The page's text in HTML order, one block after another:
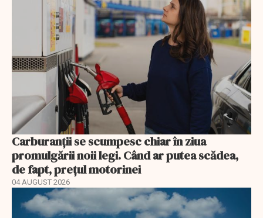
Carburanții se scumpesc chiar în ziua
promulgării noii legi. Când ar putea scădea,
de fapt, prețul motorinei
04 AUGUST 2026